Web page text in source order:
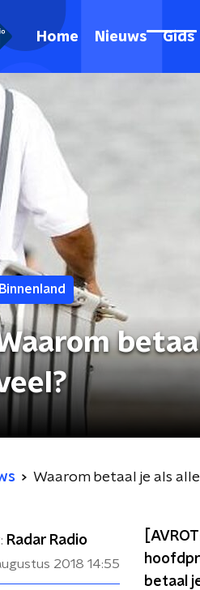
Home Nieuws Gids
Binnenland
Waarom betaal je als
Radar Radio
2018 14:55
betaal